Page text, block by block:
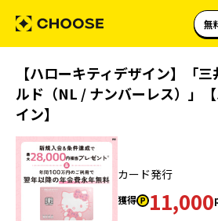
無
【ハローキティデザイン】「
ルド（NL / ナンバーレス）」
イン】
カード発行
獲得 11,000